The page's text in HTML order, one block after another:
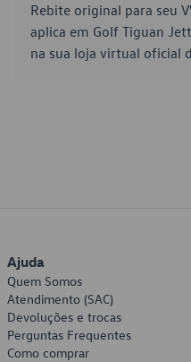
Rebite original para seu
aplica em Golf Tiguan
na sua loja virtual oficial
Ajuda
Quem Somos
Atendimento (SAC)
Devoluções e trocas
Perguntas Frequentes
Como comprar